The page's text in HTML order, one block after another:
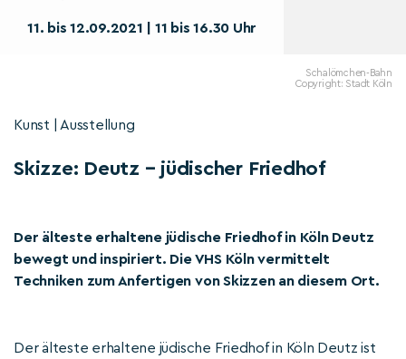
11. bis 12.09.2021 | 11 bis 16.30 Uhr
Schalömchen-Bahn
Copyright: Stadt Köln
Kunst | Ausstellung
Skizze: Deutz – jüdischer Friedhof
Der älteste erhaltene jüdische Friedhof in Köln Deutz
bewegt und inspiriert. Die VHS Köln vermittelt
Techniken zum Anfertigen von Skizzen an diesem Ort.
Der älteste erhaltene jüdische Friedhof in Köln Deutz ist